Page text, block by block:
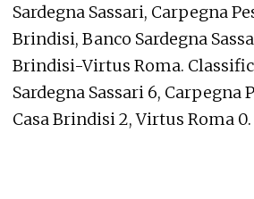
Sardegna Sassari, Carpegna
Brindisi, Banco Sardegna
Brindisi-Virtus Roma.
Sardegna Sassari 6, Carpegna
Casa Brindisi 2, Virtus Roma